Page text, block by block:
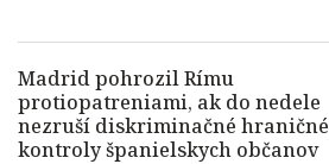
Madrid pohrozil Rímu
protiopatreniami, ak do nedele
nezruší diskriminačné hraničné
kontroly španielskych občanov